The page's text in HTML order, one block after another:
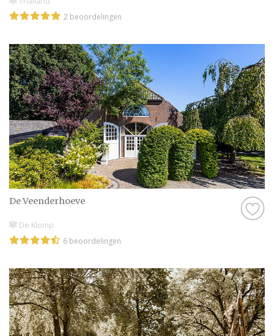
2 beoordelingen
De Veenderhoeve
De Klomp
6 beoordelingen